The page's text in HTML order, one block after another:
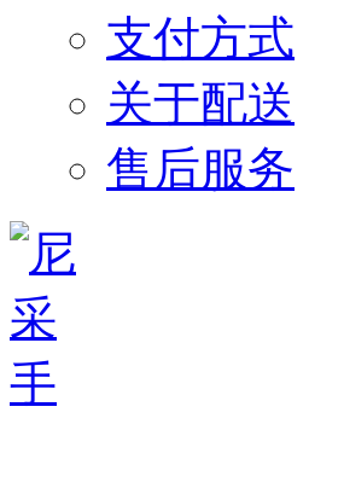
支付方式
关于配送
售后服务